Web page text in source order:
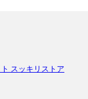
スッキリストア